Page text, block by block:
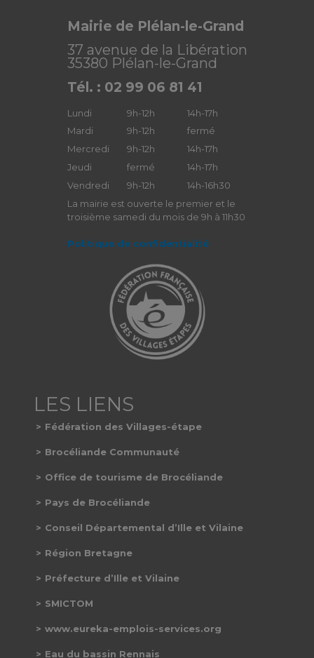
Mairie de Plélan-le-Grand
37 avenue de la Libération
35380 Plélan-le-Grand
Tél. : 02 99 06 81 41
Lundi 9h-12h
14h-17h
Mardi
9h-12h
fermé
Mercredi
9h-12h
14h-17h
Jeudi
fermé
14h-17h
Vendredi
9h-12h
14h-16h30
La mairie est ouverte le premier et le
troisième samedi du mois de 9h à 11h30
Politique de confidentialité
Fédération des Villages-étape
Brocéliande Communauté
Office de tourisme de Brocéliande
Pays de Brocéliande
Conseil Départemental d’Ille et Vilaine
Région Bretagne
Préfecture d’Ille et Vilaine
SMICTOM
www.eureka-emplois-services.org
Eau du bassin Rennais